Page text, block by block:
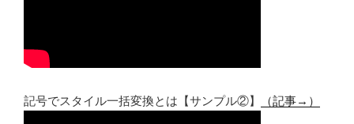
記号でスタイル一括変換とは【サンプル②】 （記事→）